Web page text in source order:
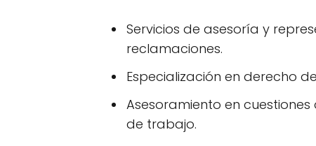
Servicios de asesoría y
reclamaciones.
Especialización en derecho
Asesoramiento en
de trabajo.